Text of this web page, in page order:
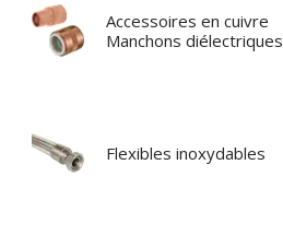
Accessoires en cuivre
Manchons diélectriques
Flexibles inoxydables